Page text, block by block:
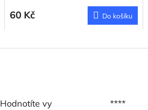
60 Kč Do košíku
Hodnotíte vy
****